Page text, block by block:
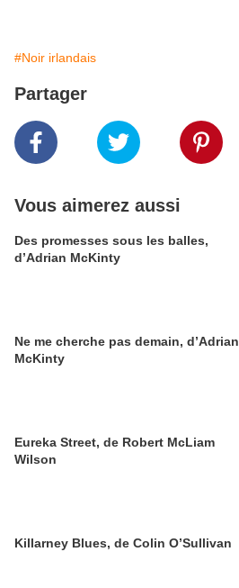
#Noir irlandais
Partager
Vous aimerez aussi
Des promesses sous les balles,
d’Adrian McKinty
Ne me cherche pas demain, d’Adrian
McKinty
Eureka Street, de Robert McLiam
Wilson
Killarney Blues, de Colin O’Sullivan